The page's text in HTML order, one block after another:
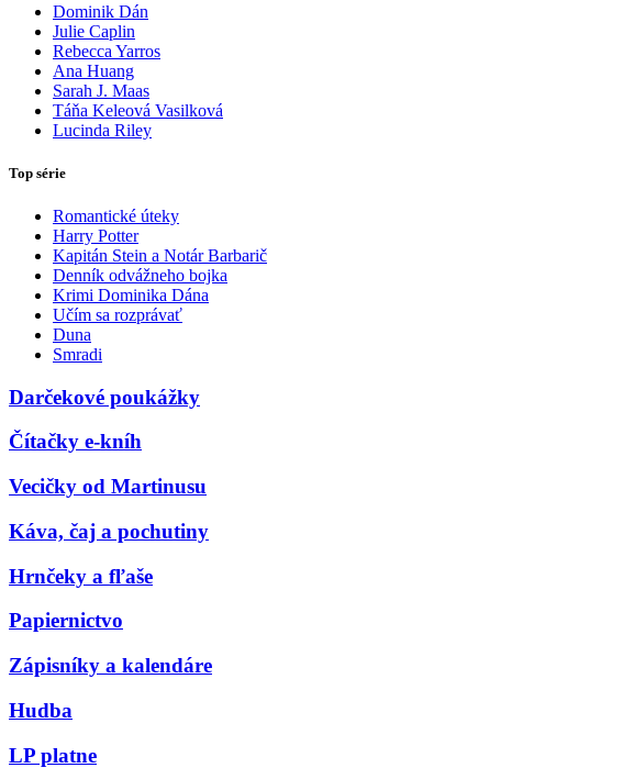
Dominik Dán
Julie Caplin
Rebecca Yarros
Ana Huang
Sarah J. Maas
Táňa Keleová Vasilková
Lucinda Riley
Top série
Romantické úteky
Harry Potter
Kapitán Stein a Notár Barbarič
Denník odvážneho bojka
Krimi Dominika Dána
Učím sa rozprávať
Duna
Smradi
Darčekové poukážky
Čítačky e-kníh
Vecičky od Martinusu
Káva, čaj a pochutiny
Hrnčeky a fľaše
Papiernictvo
Zápisníky a kalendáre
Hudba
LP platne